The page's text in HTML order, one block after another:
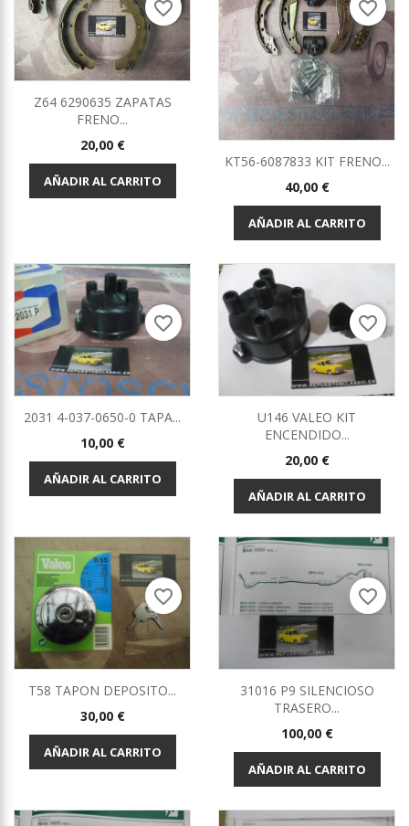
Z64 6290635 ZAPATAS
FRENO...
Precio
20,00 €
AÑADIR AL CARRITO
favorite_border
KT56-6087833 KIT FRENO...
Precio
40,00 €
AÑADIR AL CARRITO
favorite_border
2031 4-037-0650-0 TAPA...
Precio
10,00 €
AÑADIR AL CARRITO
favorite_border
U146 VALEO KIT
ENCENDIDO...
Precio
20,00 €
AÑADIR AL CARRITO
favorite_border
T58 TAPON DEPOSITO...
Precio
30,00 €
AÑADIR AL CARRITO
favorite_border
31016 P9 SILENCIOSO
TRASERO...
Precio
100,00 €
AÑADIR AL CARRITO
favorite_border